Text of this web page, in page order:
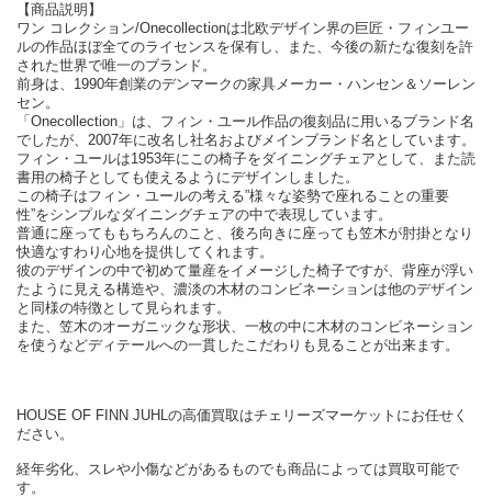
【商品説明】
ワン コレクション/Onecollectionは北欧デザイン界の巨匠・フィンユー
ルの作品ほぼ全てのライセンスを保有し、また、今後の新たな復刻を許
された世界で唯一のブランド。
前身は、1990年創業のデンマークの家具メーカー・ハンセン＆ソーレン
セン。
「Onecollection」は、フィン・ユール作品の復刻品に用いるブランド名
でしたが、2007年に改名し社名およびメインブランド名としています。
フィン・ユールは1953年にこの椅子をダイニングチェアとして、また読
書用の椅子としても使えるようにデザインしました。
この椅子はフィン・ユールの考える”様々な姿勢で座れることの重要
性”をシンプルなダイニングチェアの中で表現しています。
普通に座ってももちろんのこと、後ろ向きに座っても笠木が肘掛となり
快適なすわり心地を提供してくれます。
彼のデザインの中で初めて量産をイメージした椅子ですが、背座が浮い
たように見える構造や、濃淡の木材のコンビネーションは他のデザイン
と同様の特徴として見られます。
また、笠木のオーガニックな形状、一枚の中に木材のコンビネーション
を使うなどディテールへの一貫したこだわりも見ることが出来ます。
HOUSE OF FINN JUHLの高価買取はチェリーズマーケットにお任せく
ださい。
経年劣化、スレや小傷などがあるものでも商品によっては買取可能で
す。